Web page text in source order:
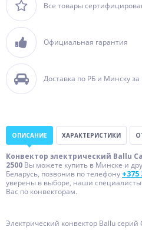
Все товары
Официальная гарантия
Доставка по РБ и Минску за
ОПИСАНИЕ ХАРАКТЕРИСТИКИ
Конвектор электрический Ballu
2500 Вы можете купить в Минске и
Беларусь, позвонив по телефону +375
уверены в выборе, наши специалисты
Вас по конвекторам.
Электрический конвектор Ballu